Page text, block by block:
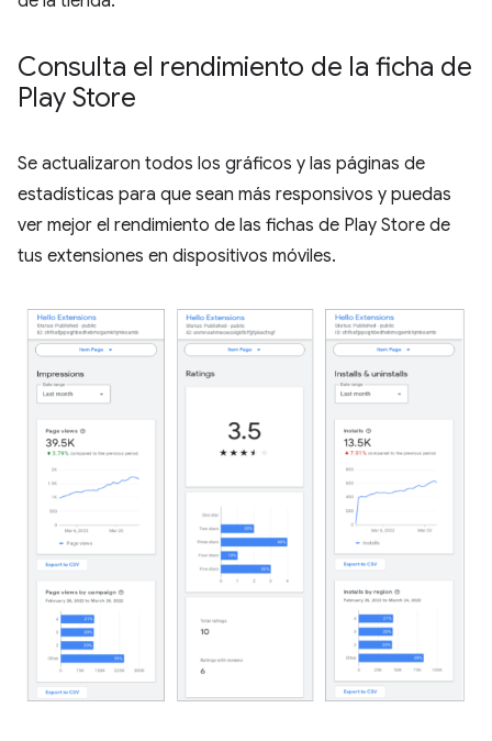
Consulta el rendimiento de la ficha de
Play Store
Se actualizaron todos los gráficos y las páginas de
estadísticas para que sean más responsivos y puedas
ver mejor el rendimiento de las fichas de Play Store de
tus extensiones en dispositivos móviles.